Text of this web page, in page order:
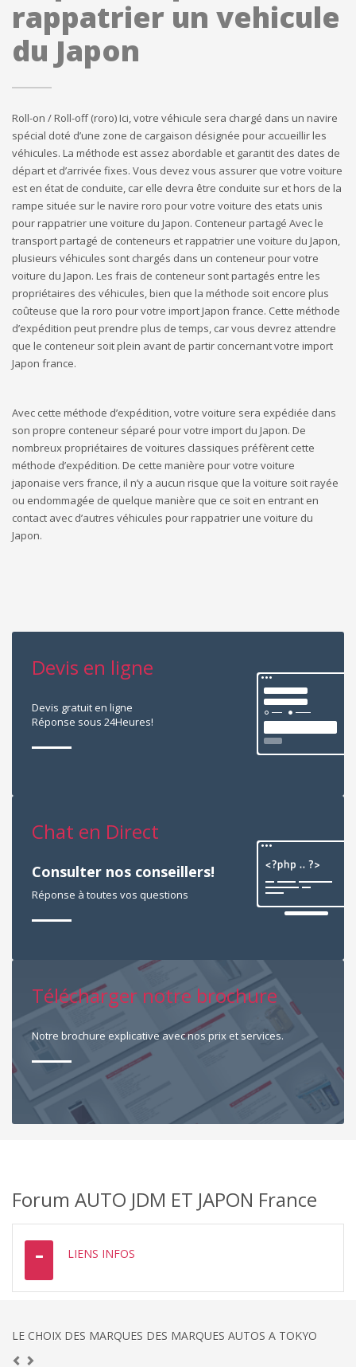
rappatrier un vehicule
du Japon
Roll-on / Roll-off (roro) Ici, votre véhicule sera chargé dans un navire
spécial doté d’une zone de cargaison désignée pour accueillir les
véhicules. La méthode est assez abordable et garantit des dates de
départ et d’arrivée fixes. Vous devez vous assurer que votre voiture
est en état de conduite, car elle devra être conduite sur et hors de la
rampe située sur le navire roro pour votre voiture des etats unis
pour rappatrier une voiture du Japon. Conteneur partagé Avec le
transport partagé de conteneurs et rappatrier une voiture du Japon,
plusieurs véhicules sont chargés dans un conteneur pour votre
voiture du Japon. Les frais de conteneur sont partagés entre les
propriétaires des véhicules, bien que la méthode soit encore plus
coûteuse que la roro pour votre import Japon france. Cette méthode
d’expédition peut prendre plus de temps, car vous devrez attendre
que le conteneur soit plein avant de partir concernant votre import
Japon france.
Avec cette méthode d’expédition, votre voiture sera expédiée dans
son propre conteneur séparé pour votre import du Japon. De
nombreux propriétaires de voitures classiques préfèrent cette
méthode d’expédition. De cette manière pour votre voiture
japonaise vers france, il n’y a aucun risque que la voiture soit rayée
ou endommagée de quelque manière que ce soit en entrant en
contact avec d’autres véhicules pour rappatrier une voiture du
Japon.
Devis en ligne
Devis gratuit en ligne
Réponse sous 24Heures!
Chat en Direct
Consulter nos conseillers!
Réponse à toutes vos questions
Télécharger notre brochure
Notre brochure explicative avec nos prix et services.
Forum AUTO JDM ET JAPON France
LIENS INFOS
LE CHOIX DES MARQUES DES MARQUES AUTOS A TOKYO